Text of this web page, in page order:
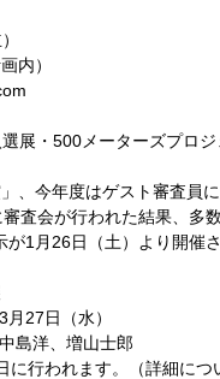
内）
展・500メーターズプロ
、今年度はゲスト審査員
査会が行われた結果、多
1月26日（土）より開催さ
27日（水）
島洋、増山士郎
に行われます。（詳細に